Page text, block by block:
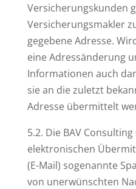
Versicherungskunden
Versicherungsmakler
gegebene Adresse.
eine Adressänderung
Informationen auch
sie an die zuletzt
Adresse übermittelt
5.2. Die BAV
elektronischen
(E-Mail) sogenannte
von unerwünschten